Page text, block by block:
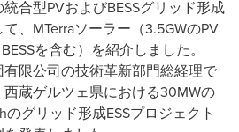
合型PVおよびBESSグリッド形成
、MTerraソーラー（3.5GWのPV
を含む）を紹介しました。
限公司の技術革新部門総経理で
蔵ゲルツェ県における30MWの
のグリッド形成ESSプロジェクト